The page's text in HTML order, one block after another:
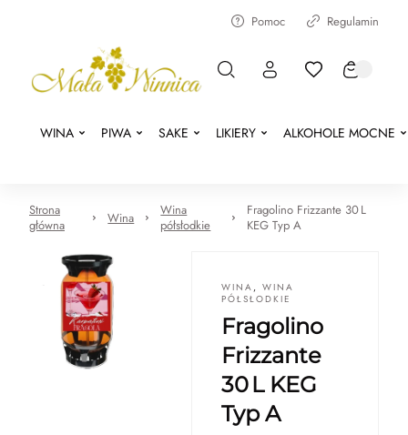
Pomoc Regulamin
WINA PIWA SAKE LIKIERY ALKOHOLE MOCNE
Strona
główna
Wina
Wina
półsłodkie
Fragolino Frizzante 30 L
KEG Typ A
WINA , WINA
PÓŁSŁODKIE
Fragolino
Frizzante
30 L KEG
Typ A